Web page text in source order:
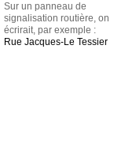
Sur un panneau de
signalisation routière, on
écrirait, par exemple :
Rue Jacques-Le Tessier